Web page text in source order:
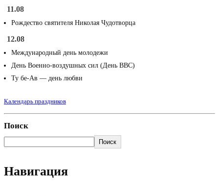
11.08
Рождество святителя Николая Чудотворца
12.08
Международный день молодежи
День Военно-воздушных сил (День ВВС)
Ту бе-Ав — день любви
Календарь праздников
Поиск
Поиск
Навигация